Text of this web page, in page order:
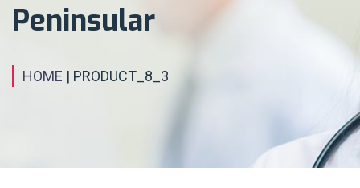
Peninsular
HOME | PRODUCT_8_3